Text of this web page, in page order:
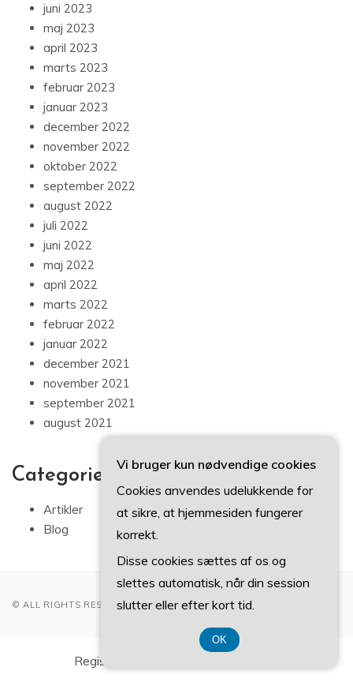
juni 2023
maj 2023
april 2023
marts 2023
februar 2023
januar 2023
december 2022
november 2022
oktober 2022
september 2022
august 2022
juli 2022
juni 2022
maj 2022
april 2022
marts 2022
februar 2022
januar 2022
december 2021
november 2021
september 2021
august 2021
Categories
Artikler
Blog
© ALL RIGHTS RESERVED 2022
Registreringsnummer DK3740 7739
Vi bruger kun nødvendige cookies
Cookies anvendes udelukkende for
at sikre, at hjemmesiden fungerer
korrekt.
Disse cookies sættes af os og
slettes automatisk, når din session
slutter eller efter kort tid.
OK